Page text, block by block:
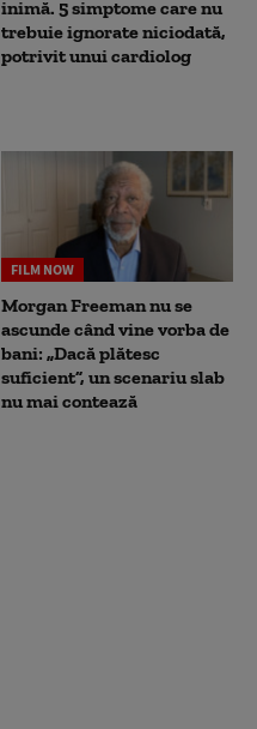
inimă. 5 simptome care nu
trebuie ignorate niciodată,
potrivit unui cardiolog
FILM NOW
Morgan Freeman nu se
ascunde când vine vorba de
bani: „Dacă plătesc
suficient”, un scenariu slab
nu mai contează